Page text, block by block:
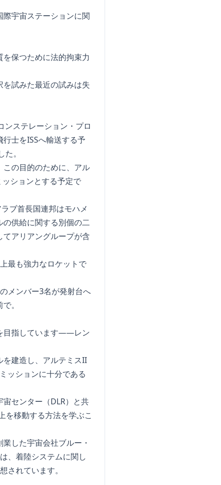
宇宙ステーションに関
保つために法的拘束力
試みた最近の試みは失
ステレーション・プロ
士をISSへ輸送する予
。
この目的のために、アル
ションとする予定で
ブ首長国連邦はモハメ
供給に関する別個の二
アリアングループが含
最も強力なロケットで
メンバー3名が発射台へ
。
目指しています――レン
を建造し、アルテミスII
ッションに十分である
センター（DLR）と共
を移動する方法を学ぶこ
した宇宙会社ブルー・
、着陸システムに関し
されています。